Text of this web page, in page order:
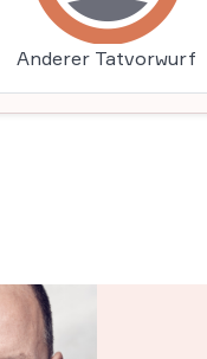
Anderer Tatvorwurf